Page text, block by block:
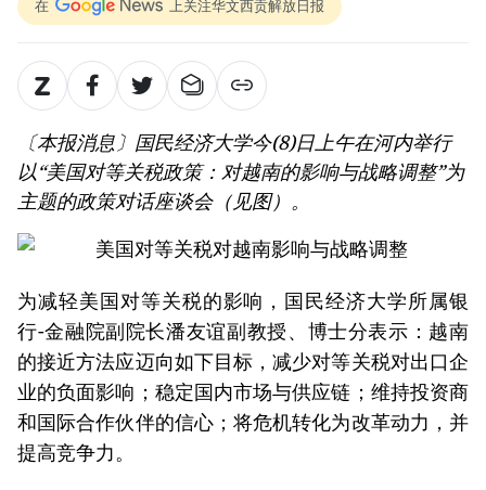
在 上关注华文西贡解放日报
〔本报消息〕国民经济大学今(8)日上午在河内举行
以“美国对等关税政策：对越南的影响与战略调整”为
主题的政策对话座谈会（见图）。
为减轻美国对等关税的影响，国民经济大学所属银
行-金融院副院长潘友谊副教授、博士分表示：越南
的接近方法应迈向如下目标，减少对等关税对出口企
业的负面影响；稳定国内市场与供应链；维持投资商
和国际合作伙伴的信心；将危机转化为改革动力，并
提高竞争力。